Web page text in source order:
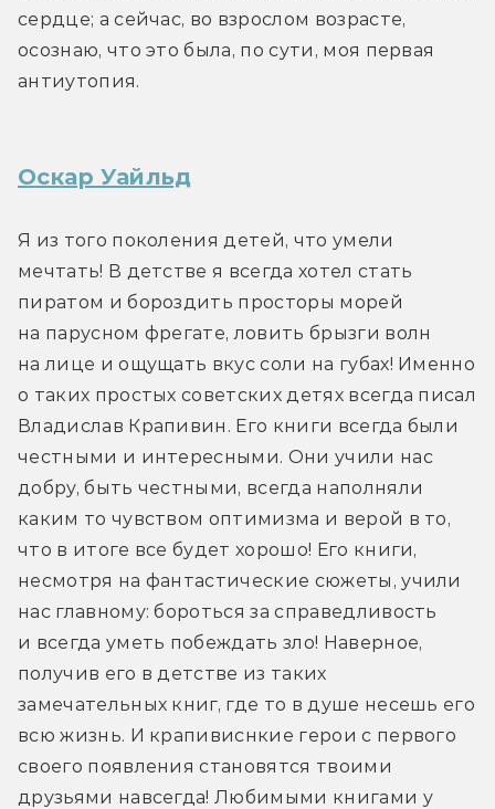
сердце; а сейчас, во взрослом возрасте,
осознаю, что это была, по сути, моя первая
антиутопия.
Оскар Уайльд
Я из того поколения детей, что умели
мечтать! В детстве я всегда хотел стать
пиратом и бороздить просторы морей
на парусном фрегате, ловить брызги волн
на лице и ощущать вкус соли на губах! Именно
о таких простых советских детях всегда писал
Владислав Крапивин. Его книги всегда были
честными и интересными. Они учили нас
добру, быть честными, всегда наполняли
каким то чувством оптимизма и верой в то,
что в итоге все будет хорошо! Его книги,
несмотря на фантастические сюжеты, учили
нас главному: бороться за справедливость
и всегда уметь побеждать зло! Наверное,
получив его в детстве из таких
замечательных книг, где то в душе несешь его
всю жизнь. И крапивиснкие герои с первого
своего появления становятся твоими
друзьями навсегда! Любимыми книгами у